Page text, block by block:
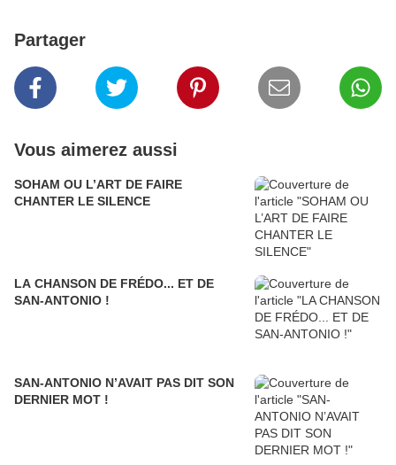
Partager
Vous aimerez aussi
SOHAM OU L’ART DE FAIRE
CHANTER LE SILENCE
LA CHANSON DE FRÉDO... ET DE
SAN-ANTONIO !
SAN-ANTONIO N’AVAIT PAS DIT SON
DERNIER MOT !